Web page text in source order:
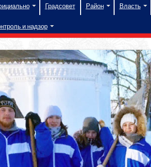
Градсовет Район Власть
и надзор